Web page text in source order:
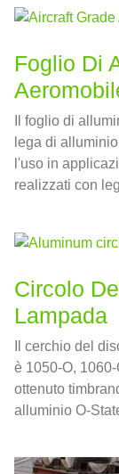
Foglio Di
Il foglio di
lega di
l'uso in
realizzati con
Circolo
Lampada
Il cerchio del
è 1050-O,
ottenuto
alluminio O-